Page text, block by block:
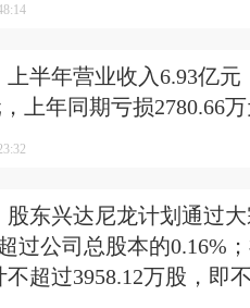
半年营业收入6.93亿元
上年同期亏损2780.66
股东兴达尼龙计划通过
过公司总股本的0.16%
超过3958.12万股，即